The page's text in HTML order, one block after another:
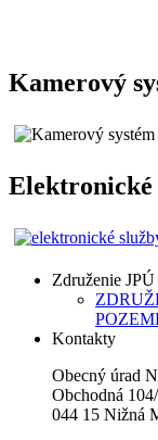
Kamerový
Elektronické
Združenie JPÚ
Kontakty
Obecný úrad
Obchodná 104/
044 15 Nižná